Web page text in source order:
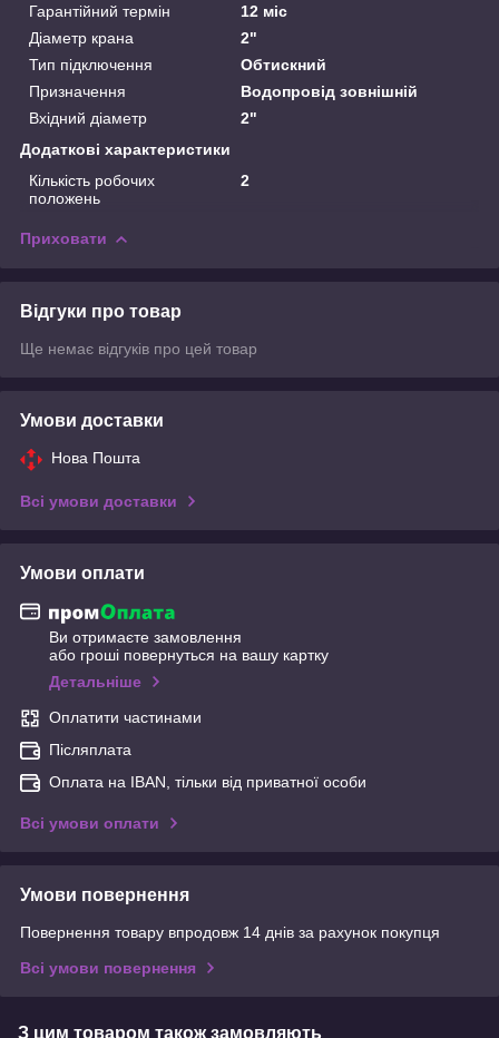
Гарантійний термін
12 міс
Діаметр крана
2"
Тип підключення
Обтискний
Призначення
Водопровід зовнішній
Вхідний діаметр
2"
Додаткові характеристики
Кількість робочих
положень
2
Приховати
Відгуки про товар
Ще немає відгуків про цей товар
Умови доставки
Нова Пошта
Всі умови доставки
Умови оплати
Ви отримаєте замовлення
або гроші повернуться на вашу картку
Детальніше
Оплатити частинами
Післяплата
Оплата на IBAN, тільки від приватної особи
Всі умови оплати
Умови повернення
Повернення товару впродовж 14 днів за рахунок покупця
Всі умови повернення
З цим товаром також замовляють